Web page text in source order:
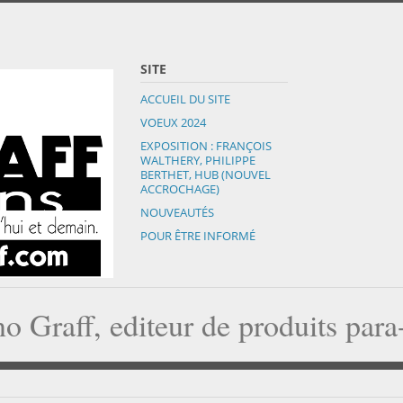
SITE
ACCUEIL DU SITE
VOEUX 2024
EXPOSITION : FRANÇOIS
WALTHERY, PHILIPPE
BERTHET, HUB (NOUVEL
ACCROCHAGE)
NOUVEAUTÉS
POUR ÊTRE INFORMÉ
Graff, editeur de produits